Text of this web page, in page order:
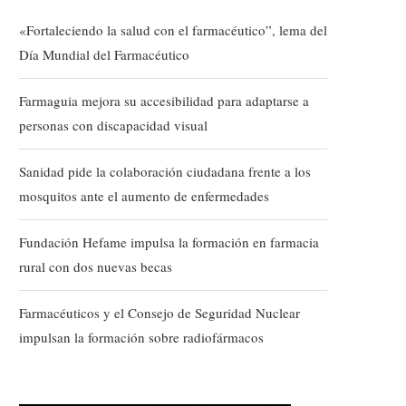
«Fortaleciendo la salud con el farmacéutico”, lema del
Día Mundial del Farmacéutico
Farmaguia mejora su accesibilidad para adaptarse a
personas con discapacidad visual
Sanidad pide la colaboración ciudadana frente a los
mosquitos ante el aumento de enfermedades
Fundación Hefame impulsa la formación en farmacia
rural con dos nuevas becas
Farmacéuticos y el Consejo de Seguridad Nuclear
impulsan la formación sobre radiofármacos